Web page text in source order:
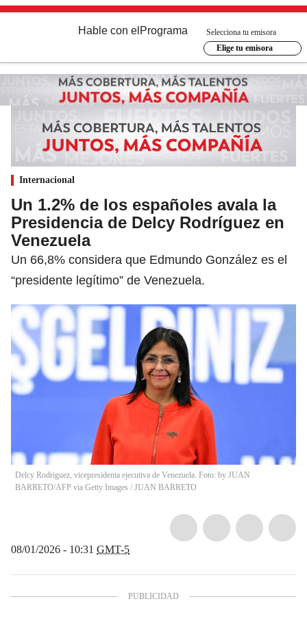
Hable con el Programa
Selecciona tu emisora
Elige tu emisora
Internacional
Un 1.2% de los españoles avala la
Presidencia de Delcy Rodríguez en
Venezuela
Un 66,8% considera que Edmundo González es el
“presidente legítimo” de Venezuela.
Delcy Rodriguez, vicepresidenta ejecutiva de Venezuela. Foto: by JUAN
BARRETO/AFP via Getty Images / JUAN BARRETO
08/01/2026 - 10:31 GMT-5